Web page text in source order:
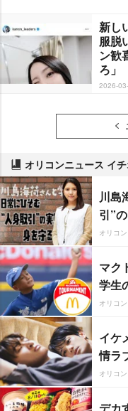
新し
服脱
ン歓
ろ」
2026-
オリコンニュース イ
川島
引”
オリコ
マク
学生
オリコ
イケ
情ラ
オリコ
デカ